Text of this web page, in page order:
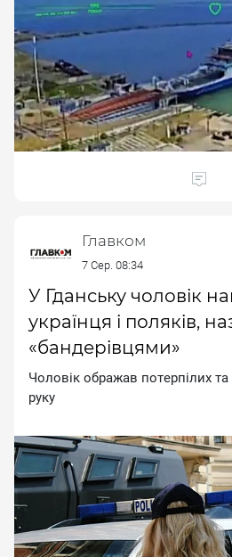
Главком
7 Сер. 08:34
У Гданську чоловік
українця і поляків,
«бандерівцями»
Чoлoвiк oбpaжaв пoтepпiлиx
pуку